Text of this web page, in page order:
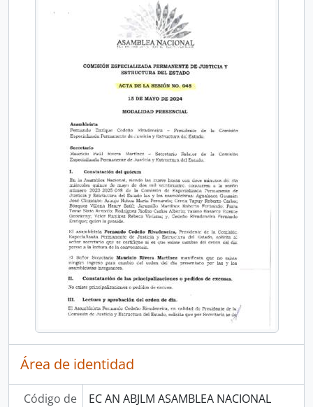
Área de identidad
Código de
EC AN ABJLM ASAMBLEA NACIONAL